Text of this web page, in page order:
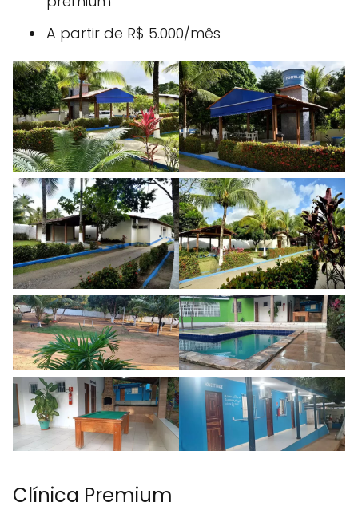
A partir de R$ 5.000/mês
Clínica Premium